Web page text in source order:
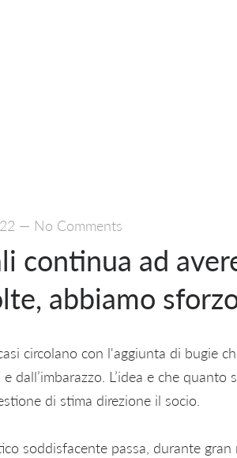
— No Comments
continua ad
abbiamo
circolano con l'aggiunta di bugie
dall’imbarazzo. L’idea e che
di stima direzione il socio.
soddisfacente passa, durante